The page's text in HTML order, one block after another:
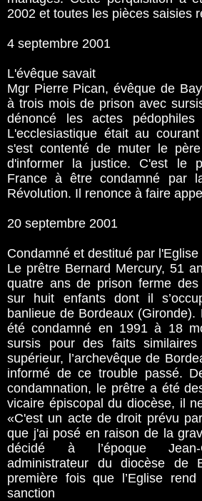
2002 et toutes les pièces saisies
4 septembre 2001
L'évêque savait
Mgr Pierre Pican, évêque de
à trois mois de prison avec
dénoncé les actes
L'ecclesiastique était au
s'est contenté de muter le
d'informer la justice. C'est le
France à être condamné par
Révolution. Il renonce à faire
20 septembre 2001
Condamné et destitué par l'Eglise
Le prêtre Bernard Mercury, 51
quatre ans de prison ferme des
sur huit enfants dont il
banlieue de Bordeaux
été condamné en 1991 à 18
sursis pour des faits
supérieur, l’archevêque de
informé de ce trouble passé.
condamnation, le prêtre a été
vicaire épiscopal du diocèse, il
«C'est un acte de droit prévu
que j'ai posé en raison de la
décidé à l’époque Jean-
administrateur du diocèse de
première fois que l’Eglise
sanction